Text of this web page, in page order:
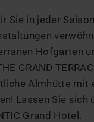
Sie in jeder
Hofgarten
GRAND
Almhütte mit
Lassen Sie sich
Grand Hotel.